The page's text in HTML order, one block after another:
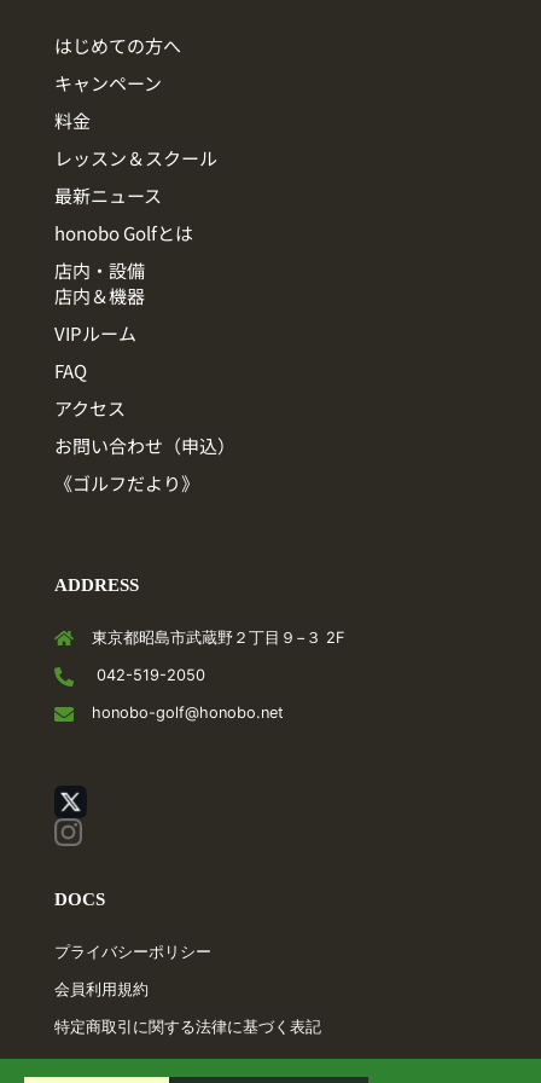
はじめての方へ
キャンペーン
料金
レッスン＆スクール
最新ニュース
honobo Golfとは
店内・設備
店内＆機器
VIPルーム
FAQ
アクセス
お問い合わせ（申込）
《ゴルフだより》
ADDRESS
東京都昭島市武蔵野２丁目９−３ 2F
042-519-2050
honobo-golf@honobo.net
DOCS
プライバシーポリシー
会員利用規約
特定商取引に関する法律に基づく表記